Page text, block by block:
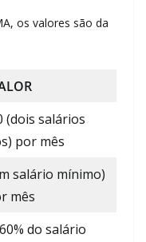
os valores são da
(dois salários
por mês
salário mínimo)
mês
do salário